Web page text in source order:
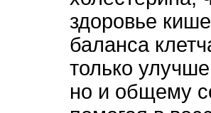
здоровье
баланса
только
но и общему